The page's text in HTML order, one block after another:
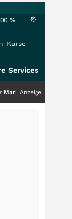
%
Kurse
Services
immer nur die Hälfte
Anzeige